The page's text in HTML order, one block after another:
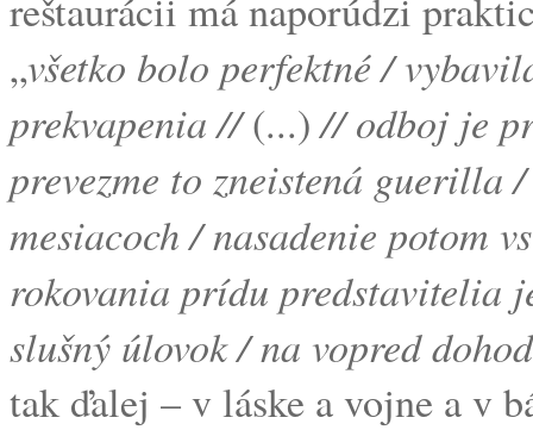
„všetko bolo perfektné /
prekvapenia //(...)// odboj je
prevezme to zneistená guerilla
mesiacoch / nasadenie potom
rokovania prídu predstavitelia
slušný úlovok / na vopred
tak ďalej – v láske a vojne a v